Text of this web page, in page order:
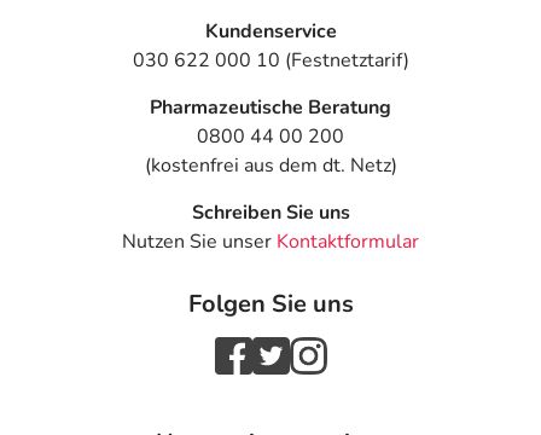
Kundenservice
030 622 000 10 (Festnetztarif)
Pharmazeutische Beratung
0800 44 00 200
(kostenfrei aus dem dt. Netz)
Schreiben Sie uns
Nutzen Sie unser Kontaktformular
Folgen Sie uns